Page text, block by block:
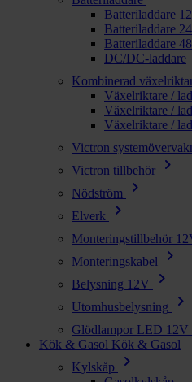
Batteriladdare
Batteriladdare
Batteriladdare
DC/DC-laddare
Kombinerad
Växelriktare /
Växelriktare /
Växelriktare /
Victron
Victron tillbehör chevron_right
Nödström chevron_right
Elverk chevron_right
Monteringstillbehör
Monteringskabel chevron_right
Belysning 12V chevron_right
Utomhusbelysning chevron_right
Glödlampor LED 12V
Kök & Gasol Kök & Gasol
Kylskåp
chevron_right